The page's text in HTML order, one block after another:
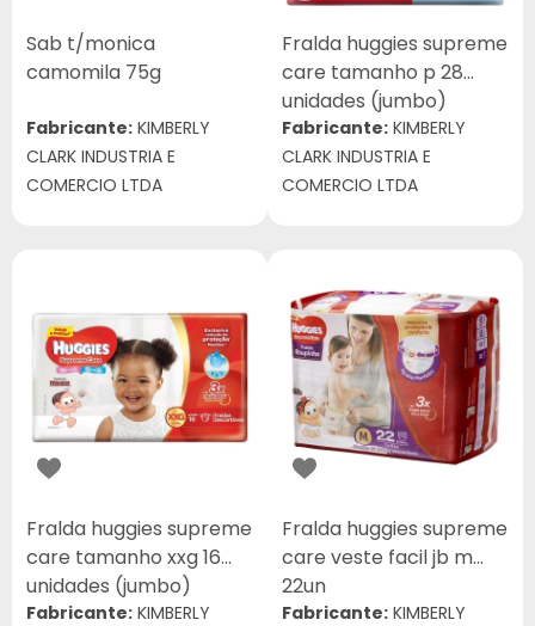
Sab t/monica
camomila 75g
Fabricante: KIMBERLY
CLARK INDUSTRIA E
COMERCIO LTDA
Fralda huggies supreme
care tamanho p 28
unidades (jumbo)
Fabricante: KIMBERLY
CLARK INDUSTRIA E
COMERCIO LTDA
Fralda huggies supreme
care tamanho xxg 16
unidades (jumbo)
Fabricante: KIMBERLY
Fralda huggies supreme
care veste facil jb m
22un
Fabricante: KIMBERLY